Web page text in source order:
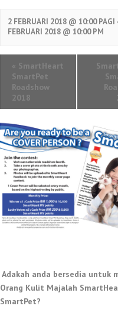
2 FEBRUARI 2018 @ 10:00 PAGI -
FEBRUARI 2018 @ 10:00 PM
« SmartHeart
SmartPet
Roadshow
2018
Adakah anda bersedia untuk
Orang Kulit Majalah
SmartPet?